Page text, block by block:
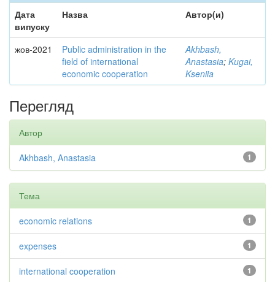
Дата
випуску
Назва Автор(и)
жов-2021
Public administration in the
field of international
economic cooperation
Akhbash,
Anastasia; Kugai,
Kseniia
Перегляд
Автор
1
Akhbash, Anastasia
Тема
1
economic relations
1
expenses
1
international cooperation